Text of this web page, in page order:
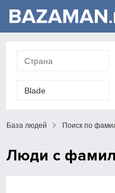
База людей Поиск по
Люди с